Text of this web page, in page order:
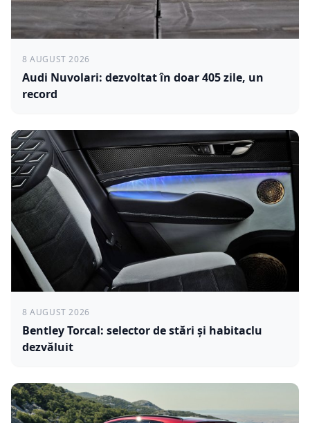
8 AUGUST 2026
Audi Nuvolari: dezvoltat în doar 405 zile, un
record
8 AUGUST 2026
Bentley Torcal: selector de stări și habitaclu
dezvăluit